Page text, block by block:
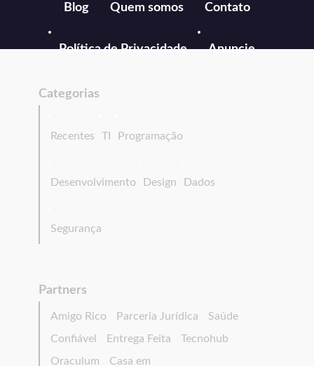
Blog Quem somos Contato
Política de Privacidade Anuncie
Categorias
Recentes TI Programação
Desenvolvimento Design Dados
Segurança
Partners
Amigo Rico Parceria Jurídica
Saúde
Confiável
Entrega Feita
Tecnohub
Oraculum
Casa em